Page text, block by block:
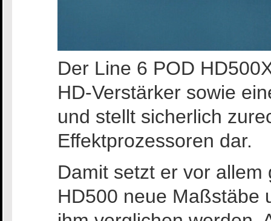
Der Line 6 POD
HD-Verstärker sowie
und stellt sicherlich
Effektprozessoren dar.
Damit setzt er vor
HD500 neue Maßstäbe